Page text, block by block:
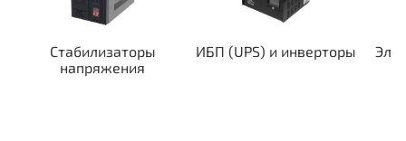
Стабилизаторы
напряжения
ИБП (UPS) и инверторы